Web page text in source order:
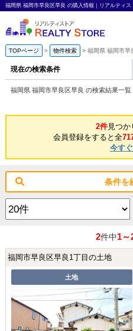
福岡県 福岡市早良区早良 の購入情報｜リアルティス
TOPページ 物件検索 福岡県 福岡市早
現在の検索条件
福岡県 福岡市早良区早良 の検索結果一覧
2件見つか
会員登録をすると全
今す
条件を
2件中1～
福岡市早良区早良1丁目の土地
土地